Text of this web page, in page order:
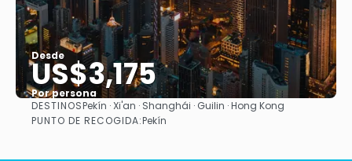
Desde
US$3,175
Por persona
Ver
DESTINOSPekín · Xi'an · Shanghái · Guilin · Hong Kong
PUNTO DE RECOGIDA:Pekín